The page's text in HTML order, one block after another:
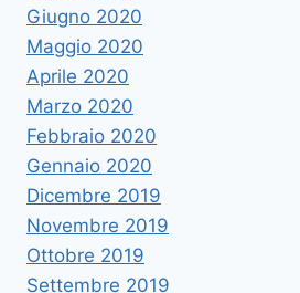
Giugno 2020
Maggio 2020
Aprile 2020
Marzo 2020
Febbraio 2020
Gennaio 2020
Dicembre 2019
Novembre 2019
Ottobre 2019
Settembre 2019